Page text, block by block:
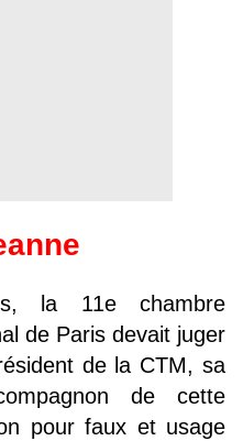
la 11e chambre
de Paris devait juger
de la CTM, sa
de cette
pour faux et usage